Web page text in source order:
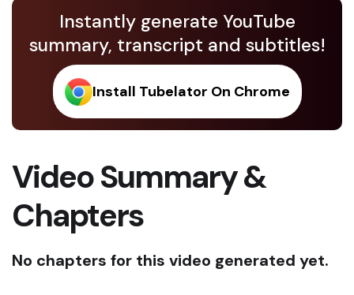
Instantly generate YouTube
summary, transcript and subtitles!
Install Tubelator On Chrome
Video Summary &
Chapters
No chapters for this video generated yet.